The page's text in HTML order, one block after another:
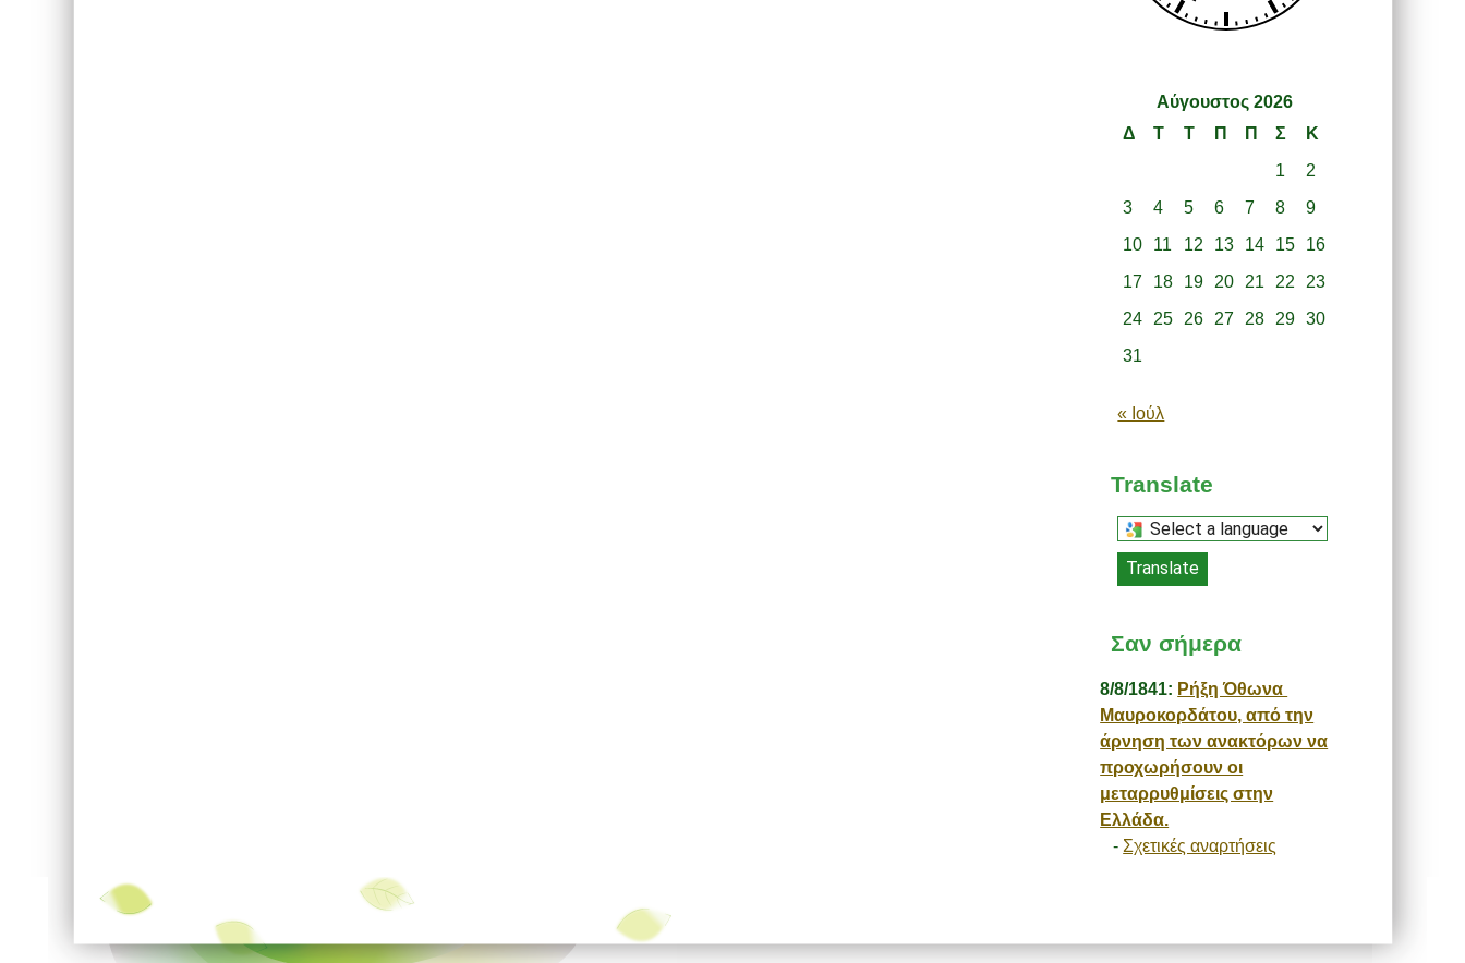
Αύγουστος 2026
Δ
Τ Τ Π Π Σ
Κ
1
2
3
4 5 6 7 8
9
10
11 12 13 14 15
16
17
18 19 20 21 22
23
24
25 26 27 28 29 30
31
« Ιούλ
Translate
Select
a
language
translate
page
Translate
Σαν σήμερα
8/8/1841: Ρήξη Όθωνα 
Μαυροκορδάτου, από την
άρνηση των ανακτόρων να
προχωρήσουν οι
μεταρρυθμίσεις στην
Ελλάδα.
- Σχετικές αναρτήσεις